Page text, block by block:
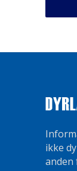
ikke
anden